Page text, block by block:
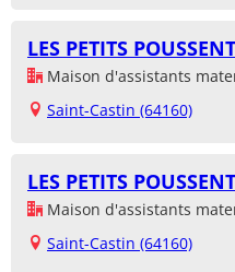
LES PETITS POUSSENT
Maison d'assistants
Saint-Castin (64160)
LES PETITS POUSSENT
Maison d'assistants
Saint-Castin (64160)